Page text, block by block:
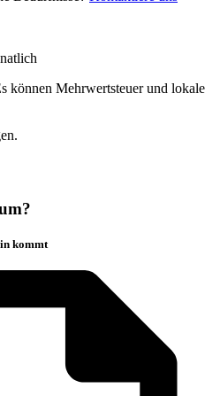
können Mehrwertsteuer und lokale
kommt